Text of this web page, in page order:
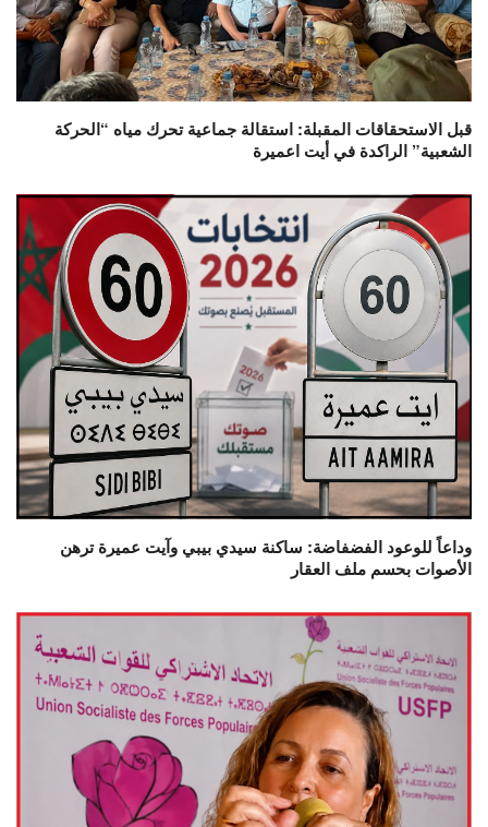
قبل الاستحقاقات المقبلة: استقالة جماعية تحرك مياه “الحركة
الشعبية” الراكدة في أيت اعميرة
وداعاً للوعود الفضفاضة: ساكنة سيدي بيبي وآيت عميرة ترهن
الأصوات بحسم ملف العقار